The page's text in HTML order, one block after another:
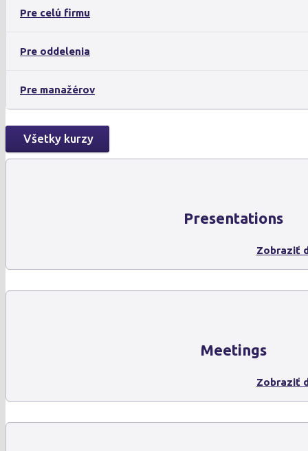
Pre celú firmu
Pre oddelenia
Pre manažérov
Všetky kurzy
Presentations
Zobraziť
Meetings
Zobraziť